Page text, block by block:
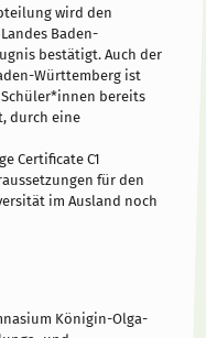
wird den
Baden-
bestätigt. Auch der
Württemberg ist
bereits
durch eine
Certificate C1
für den
im Ausland noch
Königin-Olga-